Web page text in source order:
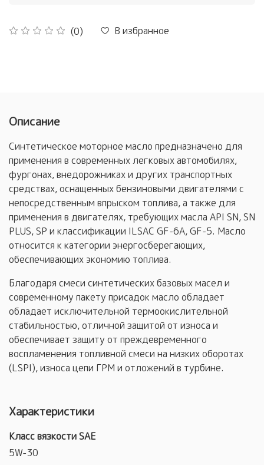
(0) В избранное
Описание
Синтетическое моторное масло предназначено для
применения в современных легковых автомобилях,
фургонах, внедорожниках и других транспортных
средствах, оснащенных бензиновыми двигателями с
непосредственным впрыском топлива, а также для
применения в двигателях, требующих масла API SN, SN
PLUS, SP и классификации ILSAC GF-6A, GF-5. Масло
относится к категории энергосберегающих,
обеспечивающих экономию топлива.
Благодаря смеси синтетических базовых масел и
современному пакету присадок масло обладает
обладает исключительной термоокислительной
стабильностью, отличной защитой от износа и
обеспечивает защиту от преждевременного
воспламенения топливной смеси на низких оборотах
(LSPI), износа цепи ГРМ и отложений в турбине.
Характеристики
Класс вязкости SAE
5W-30